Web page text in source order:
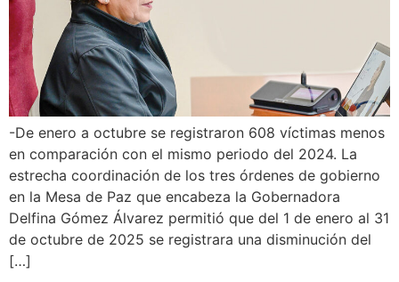
-De enero a octubre se registraron 608 víctimas menos
en comparación con el mismo periodo del 2024. La
estrecha coordinación de los tres órdenes de gobierno
en la Mesa de Paz que encabeza la Gobernadora
Delfina Gómez Álvarez permitió que del 1 de enero al 31
de octubre de 2025 se registrara una disminución del
[…]